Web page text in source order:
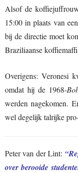
Alsof de
15:00 in plaats van
bij de directie moet
Braziliaanse
Overigens: Veronesi
omdat hij de 1968-
werden nagekomen.
wel degelijk talrijke
Peter van der Lint:
over berooide